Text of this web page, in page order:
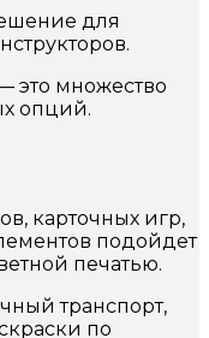
для
это множество
опций.
карточных игр,
подойдет
печатью.
транспорт,
по